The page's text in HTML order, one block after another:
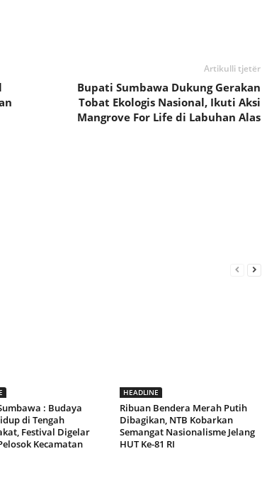
Artikulli tjetër
Bupati Sumbawa Dukung Gerakan
Tobat Ekologis Nasional, Ikuti Aksi
Mangrove For Life di Labuhan Alas
: Budaya
di Tengah
Festival Digelar
Kecamatan
HEADLINE
Ribuan Bendera Merah Putih
Dibagikan, NTB Kobarkan
Semangat Nasionalisme Jelang
HUT Ke-81 RI